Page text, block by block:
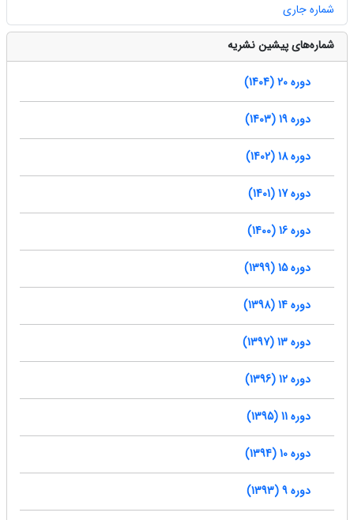
شماره جاری
شماره‌های پیشین نشریه
دوره 20 (1404)
دوره 19 (1403)
دوره 18 (1402)
دوره 17 (1401)
دوره 16 (1400)
دوره 15 (1399)
دوره 14 (1398)
دوره 13 (1397)
دوره 12 (1396)
دوره 11 (1395)
دوره 10 (1394)
دوره 9 (1393)